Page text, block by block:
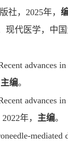
社， 2025年，
现代医学，中
advances in
主编。
advances in
2022年， 主编。
mediated